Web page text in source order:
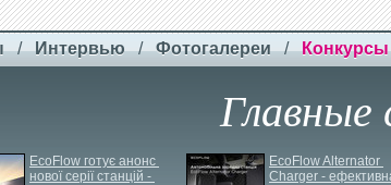
/ Интервью / Фотогалереи / Конкурсы
Главные
EcoFlow готує анонс
нової серії станцій -
EcoFlow Alternator
Charger -